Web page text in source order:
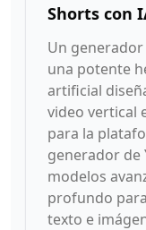
Shorts con
Un generador
una potente
artificial
video vertical
para la
generador de
modelos
profundo
texto e